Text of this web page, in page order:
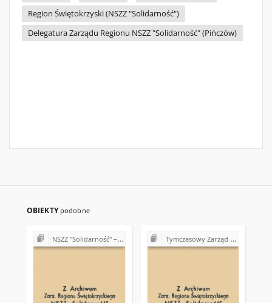
Region Świętokrzyski (NSZZ "Solidarność")
Delegatura Zarządu Regionu NSZZ "Solidarność" (Pińczów)
OBIEKTY podobne
NSZZ "Solidarność" – różne Koła, Komisje i Delegatury w Regionie Świętokrzyskim (1989-1990) Tymczasowy Zarząd Regionu Świętokrzyskiego NSZZ "Solidarność" (1989)